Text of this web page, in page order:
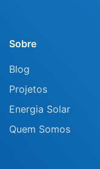
Sobre
Blog
Projetos
Energia Solar
Quem Somos